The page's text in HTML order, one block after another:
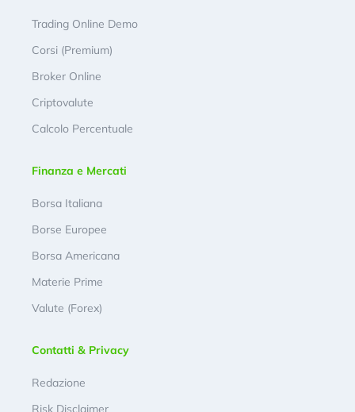
Trading Online Demo
Corsi (Premium)
Broker Online
Criptovalute
Calcolo Percentuale
Finanza e Mercati
Borsa Italiana
Borse Europee
Borsa Americana
Materie Prime
Valute (Forex)
Contatti & Privacy
Redazione
Risk Disclaimer